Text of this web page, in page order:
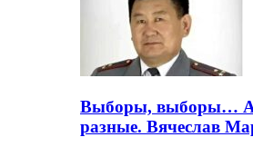
Выборы, выборы… А
разные. Вячеслав